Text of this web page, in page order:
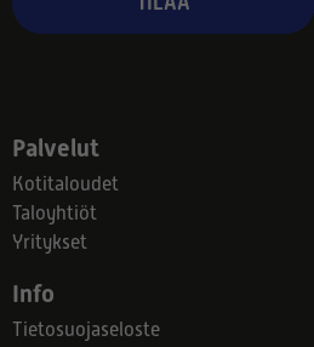
Palvelut
Kotitaloudet
Taloyhtiöt
Yritykset
Info
Tietosuojaseloste